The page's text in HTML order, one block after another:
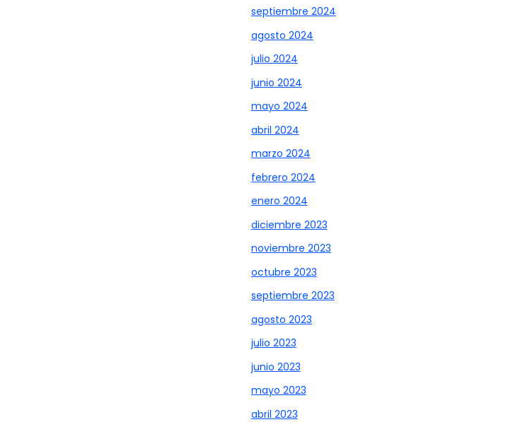
septiembre 2024
agosto 2024
julio 2024
junio 2024
mayo 2024
abril 2024
marzo 2024
febrero 2024
enero 2024
diciembre 2023
noviembre 2023
octubre 2023
septiembre 2023
agosto 2023
julio 2023
junio 2023
mayo 2023
abril 2023